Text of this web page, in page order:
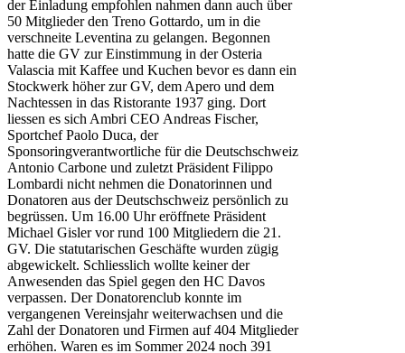
der Einladung empfohlen nahmen dann auch über
50 Mitglieder den Treno Gottardo, um in die
verschneite Leventina zu gelangen. Begonnen
hatte die GV zur Einstimmung in der Osteria
Valascia mit Kaffee und Kuchen bevor es dann ein
Stockwerk höher zur GV, dem Apero und dem
Nachtessen in das Ristorante 1937 ging. Dort
liessen es sich Ambri CEO Andreas Fischer,
Sportchef Paolo Duca, der
Sponsoringverantwortliche für die Deutschschweiz
Antonio Carbone und zuletzt Präsident Filippo
Lombardi nicht nehmen die Donatorinnen und
Donatoren aus der Deutschschweiz persönlich zu
begrüssen. Um 16.00 Uhr eröffnete Präsident
Michael Gisler vor rund 100 Mitgliedern die 21.
GV. Die statutarischen Geschäfte wurden zügig
abgewickelt. Schliesslich wollte keiner der
Anwesenden das Spiel gegen den HC Davos
verpassen. Der Donatorenclub konnte im
vergangenen Vereinsjahr weiterwachsen und die
Zahl der Donatoren und Firmen auf 404 Mitglieder
erhöhen. Waren es im Sommer 2024 noch 391